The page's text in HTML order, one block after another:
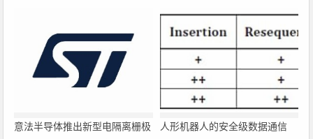
意法半导体推出新型电隔离栅极
人形机器人的安全级数据通信